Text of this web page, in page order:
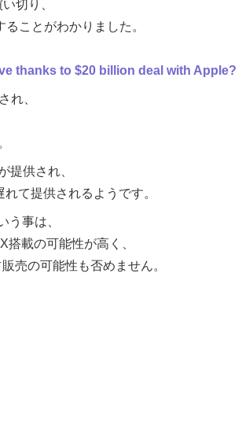
切り、
ことがわかりました。
thanks to $20 billion deal with Apple?
れ、
提供され、
て提供されるようです。
う事は、
載の可能性が高く、
売の可能性も否めません。